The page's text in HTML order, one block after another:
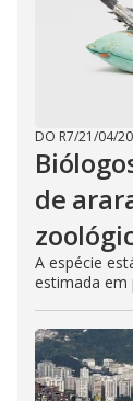
DO R7/21/04/
de
A espécie
estimada em